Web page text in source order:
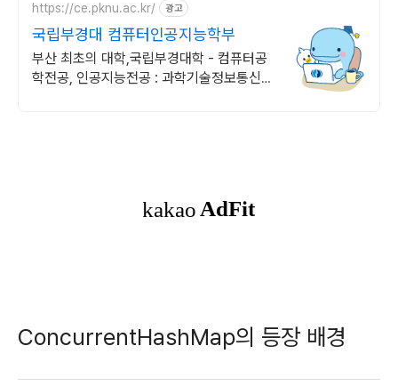
https://ce.pknu.ac.kr/ 광고
국립부경대 컴퓨터인공지능학부
부산 최초의 대학,국립부경대학 - 컴퓨터공
학전공, 인공지능전공 : 과학기술정보통신부
ConcurrentHashMap의 등장 배경